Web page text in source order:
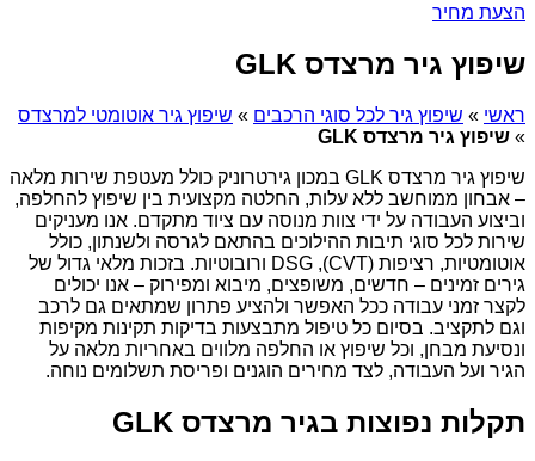
הצעת מחיר
שיפוץ גיר מרצדס GLK
ראשי » שיפוץ גיר לכל סוגי הרכבים » שיפוץ גיר אוטומטי למרצדס
» שיפוץ גיר מרצדס GLK
שיפוץ גיר מרצדס GLK במכון גירטרוניק כולל מעטפת שירות מלאה
– אבחון ממוחשב ללא עלות, החלטה מקצועית בין שיפוץ להחלפה,
וביצוע העבודה על ידי צוות מנוסה עם ציוד מתקדם. אנו מעניקים
שירות לכל סוגי תיבות ההילוכים בהתאם לגרסה ולשנתון, כולל
אוטומטיות, רציפות (CVT), DSG ורובוטיות. בזכות מלאי גדול של
גירים זמינים – חדשים, משופצים, מיבוא ומפירוק – אנו יכולים
לקצר זמני עבודה ככל האפשר ולהציע פתרון שמתאים גם לרכב
וגם לתקציב. בסיום כל טיפול מתבצעות בדיקות תקינות מקיפות
ונסיעת מבחן, וכל שיפוץ או החלפה מלווים באחריות מלאה על
הגיר ועל העבודה, לצד מחירים הוגנים ופריסת תשלומים נוחה.
תקלות נפוצות בגיר מרצדס GLK